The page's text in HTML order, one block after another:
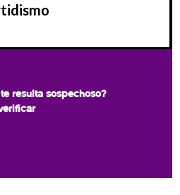
resulta sospechoso?